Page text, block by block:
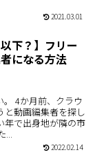
2021.03.01
下？】フリー
になる方法
4か月前、クラウ
と動画編集者を探し
年で出身地が隣の市
...
2022.02.14